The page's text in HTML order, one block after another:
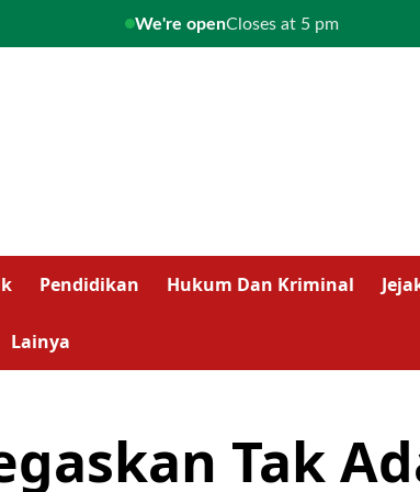
We're openCloses at 5 pm
Pendidikan Hukum Dan Kriminal
Lainya
Tak